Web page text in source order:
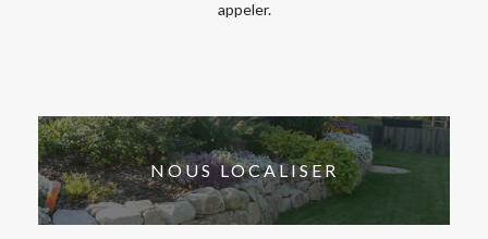
appeler.
NOUS LOCALISER